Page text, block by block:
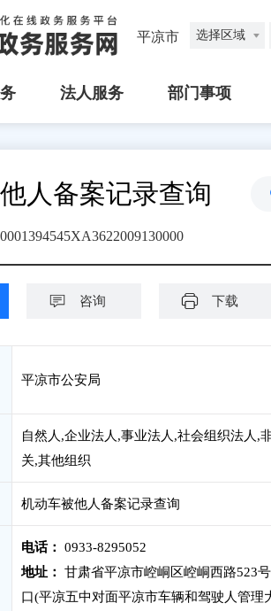
平凉市 选择区域
法人服务 部门事项
人备案记录查询
咨询 下载
平凉市公安局
自然人,企业法人,事业法人,社会组织法人,
关,其他组织
机动车被他人备案记录查询
电话：
0933-8295052
地址：
甘肃省平凉市崆峒区崆峒西路523
口(平凉五中对面平凉市车辆和驾驶人管理